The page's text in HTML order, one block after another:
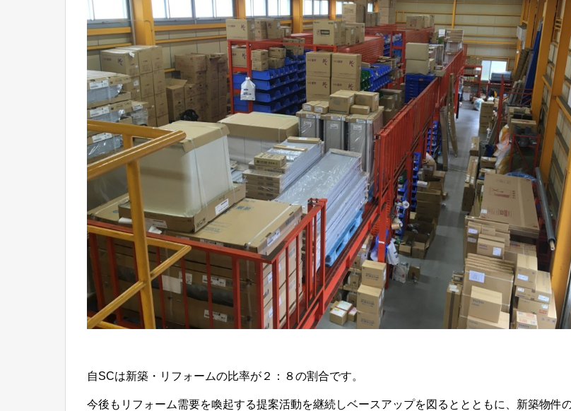
自SCは新築・リフォームの比率が２：８の割合です。
今後もリフォーム需要を喚起する提案活動を継続しベースアップを図るととともに、新築物件